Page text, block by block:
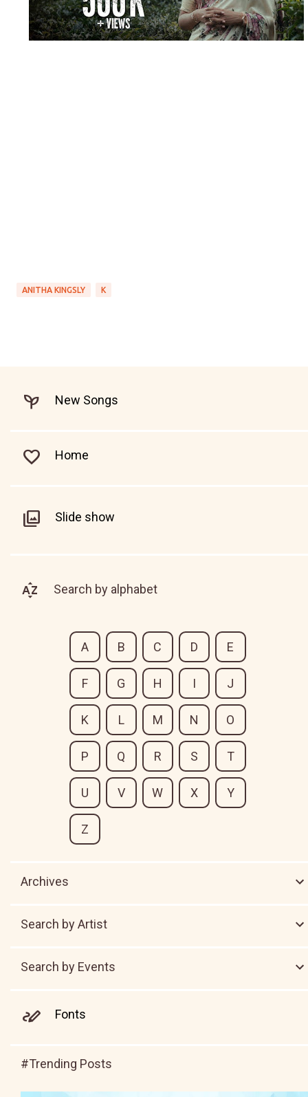
ANITHA KINGSLY K
New Songs
Home
Slide show
Search by alphabet
A B C D E
F G H I J
K L M N O
P Q R S T
U V W X Y
Z
Archives
Search by Artist
Search by Events
Fonts
#Trending Posts